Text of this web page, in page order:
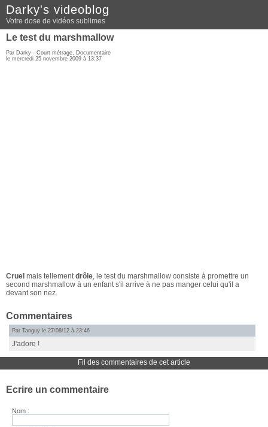
Darky's videoblog
Votre dose de vidéos sublimes
Le test du marshmallow
Par Darky - Court métrage, Documentaire
le mercredi 25 novembre 2009 à 13:37
Cruel mais tellementdrôle, le test du marshmallow consiste à promettre un
second marshmallow à un enfant s'il arrive à ne pas manger celui qu'il a
devant son nez.
Commentaires
Par Tanguy le 27/08/12 à 23:46
J'adore !
Fil des commentaires de cet article
Ecrire un commentaire
Nom :